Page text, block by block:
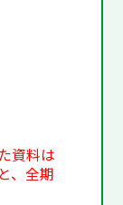
資料は
、全期